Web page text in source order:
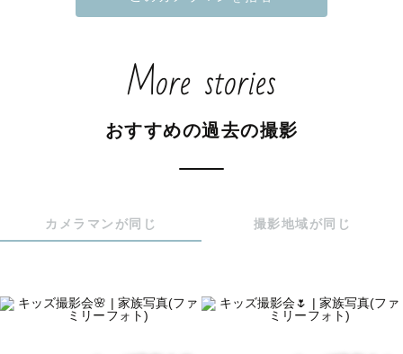
-------------🌿認定・実績🌿-------------
👘 七五三認定カメラマン
🍼 ナチュラルニューボーン認定カメラマン
🌈 LGBTQ+フレンドリー
にしています）
🗣️ 英語での撮影も対応可能（Available in English）
More stories
おすすめの過去の撮影
カメラマンが同じ 撮影地域が同じ